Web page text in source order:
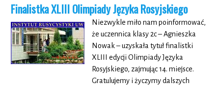
Finalistka XLIII Olimpiady Języka Rosyjskiego
Niezwykle miło nam poinformować,
że uczennica klasy 2c – Agnieszka
Nowak – uzyskała tytuł finalistki
XLIII edycji Olimpiady Języka
Rosyjskiego, zajmując 14. miejsce.
Gratulujemy i życzymy dalszych